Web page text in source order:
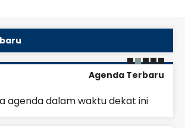
waktu sebagai berikut:
Agenda Terbaru
agenda dalam waktu dekat ini